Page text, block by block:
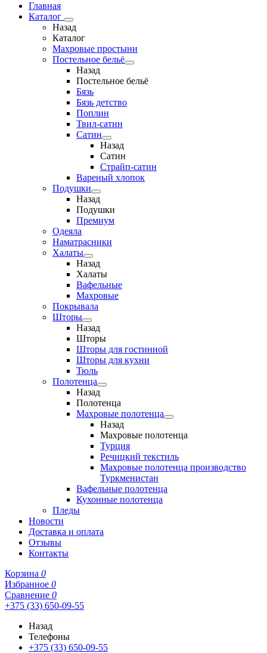
Главная
Каталог
Назад
Каталог
Махровые простыни
Постельное бельё
Назад
Постельное бельё
Бязь
Бязь детство
Поплин
Твил-сатин
Сатин
Назад
Сатин
Страйп-сатин
Вареный хлопок
Подушки
Назад
Подушки
Премиум
Одеяла
Наматрасники
Халаты
Назад
Халаты
Вафельные
Махровые
Покрывала
Шторы
Назад
Шторы
Шторы для гостинной
Шторы для кухни
Тюль
Полотенца
Назад
Полотенца
Махровые полотенца
Назад
Махровые полотенца
Турция
Речицкий текстиль
Махровые полотенца производство
Туркменистан
Вафельные полотенца
Кухонные полотенца
Пледы
Новости
Доставка и оплата
Отзывы
Контакты
Корзина 0
Избранное 0
Сравнение 0
+375 (33) 650-09-55
Назад
Телефоны
+375 (33) 650-09-55